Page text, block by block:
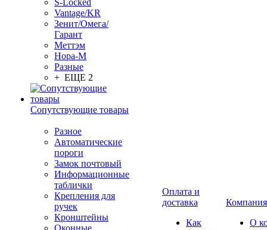
S-Locked
Vantage/KR
Зенит/Омега/
Гарант
Меттэм
Нора-М
Разные
+ ЕЩЕ 2
Сопутствующие товары
Разное
Автоматические
пороги
Замок почтовый
Информационные
таблички
Крепления для
ручек
Кронштейны
Оплата и
доставка
Как
Компания
О